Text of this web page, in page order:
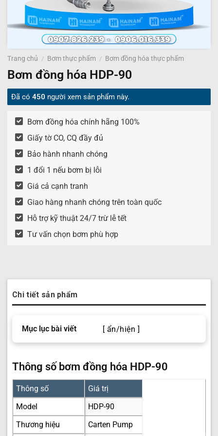
Trang chủ / Bơm thực phẩm / Bơm đồng hóa thực phẩm
Bơm đồng hóa HDP-90
Đã có 450 người xem sản phẩm này.
Bơm đồng hóa chính hãng 100%
Giấy tờ CO, CQ đầy đủ
Bảo hành nhanh chóng
1 đổi 1 nếu bơm bị lỗi
Giá cả cạnh tranh
Giao hàng nhanh chóng trên toàn quốc
Hỗ trợ kỹ thuật 24/7 trừ lễ tết
Tư vấn chọn bơm phù hợp
Chi tiết sản phẩm
Mục lục bài viết [ ẩn/hiện ]
Thông số bơm đồng hóa HDP-90
Thông số
Giá trị
Model
HDP-90
Thương hiệu
Carten Pump